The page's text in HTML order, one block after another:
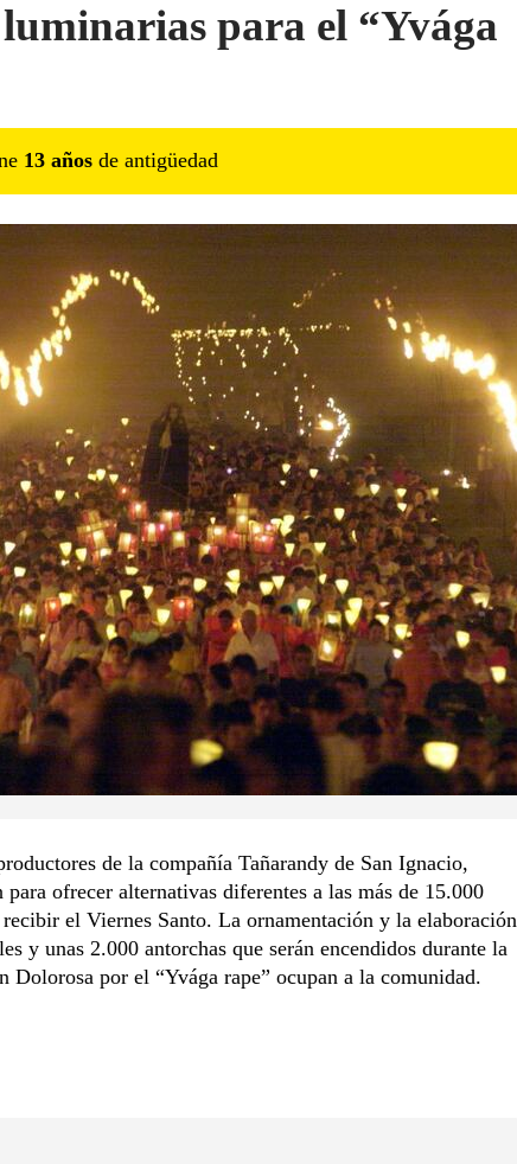
para el “Yvága
13 años de antigüedad
de la compañía Tañarandy de San Ignacio,
para ofrecer alternativas diferentes a las más de 15.000
recibir el Viernes Santo. La ornamentación y la elaboración
y unas 2.000 antorchas que serán encendidos durante la
Dolorosa por el “Yvága rape” ocupan a la comunidad.